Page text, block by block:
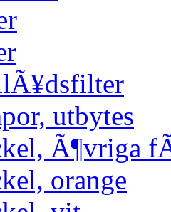
utbytes
Ã¶vriga
orange